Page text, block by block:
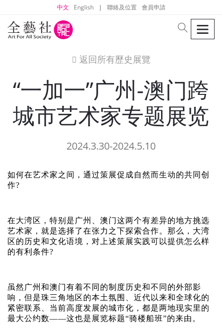
中文 English | 聯絡及位置 會員申請
search
icon
返回所有歷史展覽
“一加一”广州-澳门跨
城市艺术家专题展览
2024.3.30-2024.5.10
如何在艺术家之间，通过策展促成自然而生动的共同创
作?
在大湾区，特别是广州、澳门这两个有差异的地方挑选
艺术家，就是选择了在张力之下探索合作。那么，大湾
区的历史和文化语境，对上述策展实践可以提供怎么样
的有利条件?
虽然广州和澳门有着不同的制度历史和不同的外部影
响，但是珠三角地区的本土氛围、近代以来和全球化的
紧密联系、当前高度发展的城市化，都是两地现实里的
最大公约数——这也是展览标题“骑楼船班”的来由。